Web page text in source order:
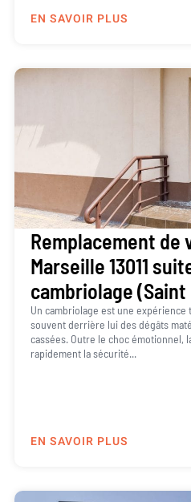
EN SAVOIR PLUS
Remplacement de
Marseille 13011
cambriolage (Saint
Un cambriolage est une expérience
souvent derrière lui des dégâts
cassées. Outre le choc émotionnel,
rapidement la sécurité...
EN SAVOIR PLUS